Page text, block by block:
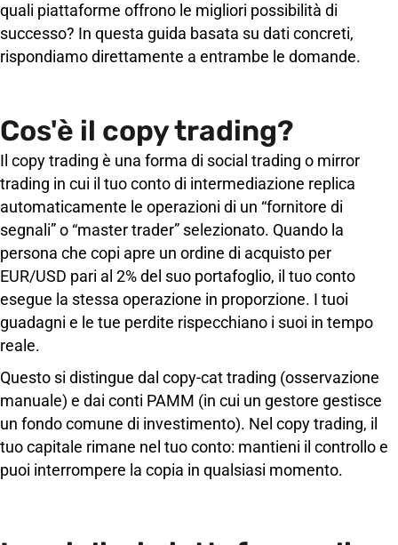
quali piattaforme offrono le migliori possibilità di
successo? In questa guida basata su dati concreti,
rispondiamo direttamente a entrambe le domande.
Cos'è il copy trading?
Il copy trading è una forma di social trading o mirror
trading in cui il tuo conto di intermediazione replica
automaticamente le operazioni di un “fornitore di
segnali” o “master trader” selezionato. Quando la
persona che copi apre un ordine di acquisto per
EUR/USD pari al 2% del suo portafoglio, il tuo conto
esegue la stessa operazione in proporzione. I tuoi
guadagni e le tue perdite rispecchiano i suoi in tempo
reale.
Questo si distingue dal copy-cat trading (osservazione
manuale) e dai conti PAMM (in cui un gestore gestisce
un fondo comune di investimento). Nel copy trading, il
tuo capitale rimane nel tuo conto: mantieni il controllo e
puoi interrompere la copia in qualsiasi momento.